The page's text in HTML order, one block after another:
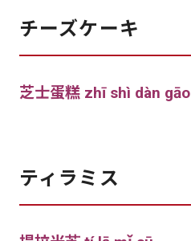
チーズケーキ
芝士蛋糕 zhī shì dàn gāo
ティラミス